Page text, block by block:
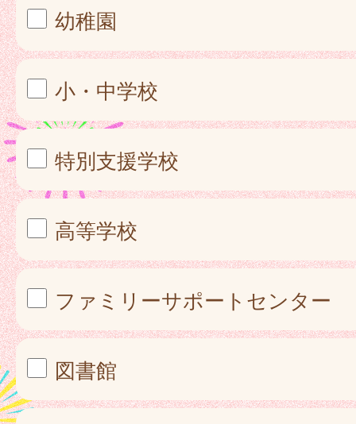
幼稚園
小・中学校
特別支援学校
高等学校
ファミリーサポートセンター
図書館